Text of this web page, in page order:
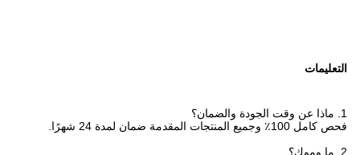
التعليمات
1. ماذا عن وقت الجودة والضمان؟
فحص كامل 100٪ وجميع المنتجات المقدمة ضمان لمدة 24 شهرًا.
2. ما وموك؟